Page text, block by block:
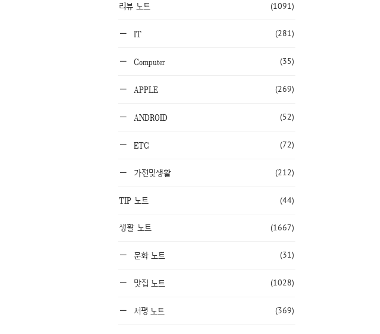
리뷰 노트 (1091)
IT (281)
Computer (35)
APPLE (269)
ANDROID (52)
ETC (72)
가전및생활 (212)
TIP 노트 (44)
생활 노트 (1667)
문화 노트 (31)
맛집 노트 (1028)
서평 노트 (369)